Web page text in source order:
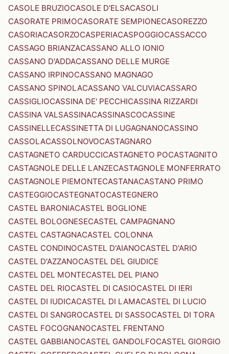
CASOLE BRUZIOCASOLE D'ELSACASOLI
CASORATE PRIMOCASORATE SEMPIONECASOREZZO
CASORIACASORZOCASPERIACASPOGGIOCASSACCO
CASSAGO BRIANZACASSANO ALLO IONIO
CASSANO D'ADDACASSANO DELLE MURGE
CASSANO IRPINOCASSANO MAGNAGO
CASSANO SPINOLACASSANO VALCUVIACASSARO
CASSIGLIOCASSINA DE' PECCHICASSINA RIZZARDI
CASSINA VALSASSINACASSINASCOCASSINE
CASSINELLECASSINETTA DI LUGAGNANOCASSINO
CASSOLACASSOLNOVOCASTAGNARO
CASTAGNETO CARDUCCICASTAGNETO POCASTAGNITO
CASTAGNOLE DELLE LANZECASTAGNOLE MONFERRATO
CASTAGNOLE PIEMONTECASTANACASTANO PRIMO
CASTEGGIOCASTEGNATOCASTEGNERO
CASTEL BARONIACASTEL BOGLIONE
CASTEL BOLOGNESECASTEL CAMPAGNANO
CASTEL CASTAGNACASTEL COLONNA
CASTEL CONDINOCASTEL D'AIANOCASTEL D'ARIO
CASTEL D'AZZANOCASTEL DEL GIUDICE
CASTEL DEL MONTECASTEL DEL PIANO
CASTEL DEL RIOCASTEL DI CASIOCASTEL DI IERI
CASTEL DI IUDICACASTEL DI LAMACASTEL DI LUCIO
CASTEL DI SANGROCASTEL DI SASSOCASTEL DI TORA
CASTEL FOCOGNANOCASTEL FRENTANO
CASTEL GABBIANOCASTEL GANDOLFOCASTEL GIORGIO